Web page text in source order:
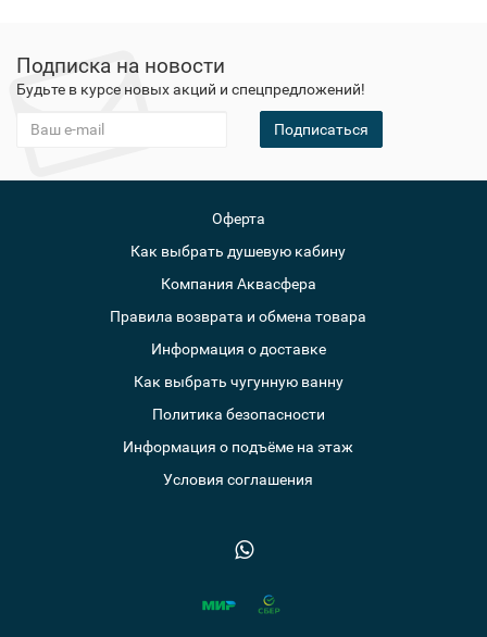
Подписка на новости
Будьте в курсе новых акций и спецпредложений!
Подписаться
Оферта
Как выбрать душевую кабину
Компания Аквасфера
Правила возврата и обмена товара
Информация о доставке
Как выбрать чугунную ванну
Политика безопасности
Информация о подъёме на этаж
Условия соглашения